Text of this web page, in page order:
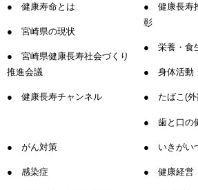
健康寿命とは
宮崎県の現状
宮崎県健康長寿社会づくり
推進会議
健康長寿チャンネル
健康長寿
彰
栄養・食
身体活動
たばこ(
歯と口の
がん対策
感染症
いきがい
健康経営